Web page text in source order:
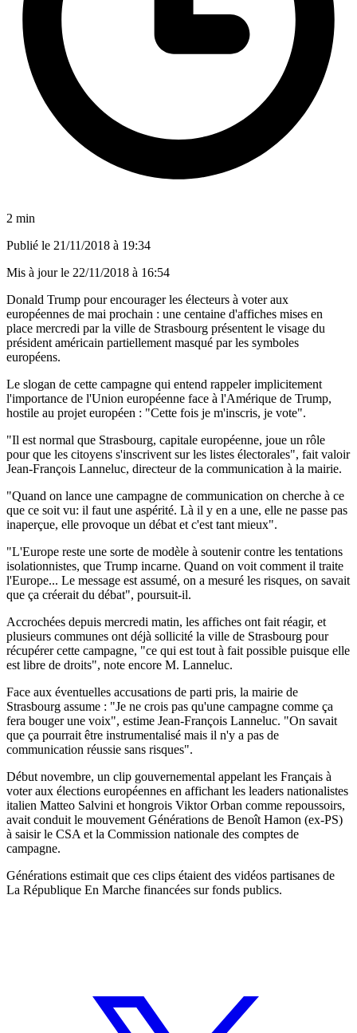
2 min
Publié le 21/11/2018 à 19:34
Mis à jour le 22/11/2018 à 16:54
Donald Trump pour encourager les électeurs à voter aux
européennes de mai prochain : une centaine d'affiches mises en
place mercredi par la ville de Strasbourg présentent le visage du
président américain partiellement masqué par les symboles
européens.
Le slogan de cette campagne qui entend rappeler implicitement
l'importance de l'Union européenne face à l'Amérique de Trump,
hostile au projet européen : "Cette fois je m'inscris, je vote".
"Il est normal que Strasbourg, capitale européenne, joue un rôle
pour que les citoyens s'inscrivent sur les listes électorales", fait valoir
Jean-François Lanneluc, directeur de la communication à la mairie.
"Quand on lance une campagne de communication on cherche à ce
que ce soit vu: il faut une aspérité. Là il y en a une, elle ne passe pas
inaperçue, elle provoque un débat et c'est tant mieux".
"L'Europe reste une sorte de modèle à soutenir contre les tentations
isolationnistes, que Trump incarne. Quand on voit comment il traite
l'Europe... Le message est assumé, on a mesuré les risques, on savait
que ça créerait du débat", poursuit-il.
Accrochées depuis mercredi matin, les affiches ont fait réagir, et
plusieurs communes ont déjà sollicité la ville de Strasbourg pour
récupérer cette campagne, "ce qui est tout à fait possible puisque elle
est libre de droits", note encore M. Lanneluc.
Face aux éventuelles accusations de parti pris, la mairie de
Strasbourg assume : "Je ne crois pas qu'une campagne comme ça
fera bouger une voix", estime Jean-François Lanneluc. "On savait
que ça pourrait être instrumentalisé mais il n'y a pas de
communication réussie sans risques".
Début novembre, un clip gouvernemental appelant les Français à
voter aux élections européennes en affichant les leaders nationalistes
italien Matteo Salvini et hongrois Viktor Orban comme repoussoirs,
avait conduit le mouvement Générations de Benoît Hamon (ex-PS)
à saisir le CSA et la Commission nationale des comptes de
campagne.
Générations estimait que ces clips étaient des vidéos partisanes de
La République En Marche financées sur fonds publics.